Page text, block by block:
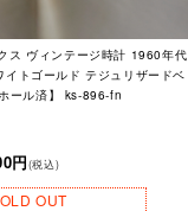
ス ヴィンテージ時計 1960年代
トゴールド テジュリザードベ
ール済】 ks-896-fn
円(税込)
OUT